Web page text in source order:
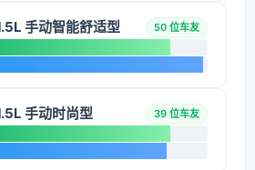
手动智能舒适型 50 位车友
手动时尚型 39 位车友